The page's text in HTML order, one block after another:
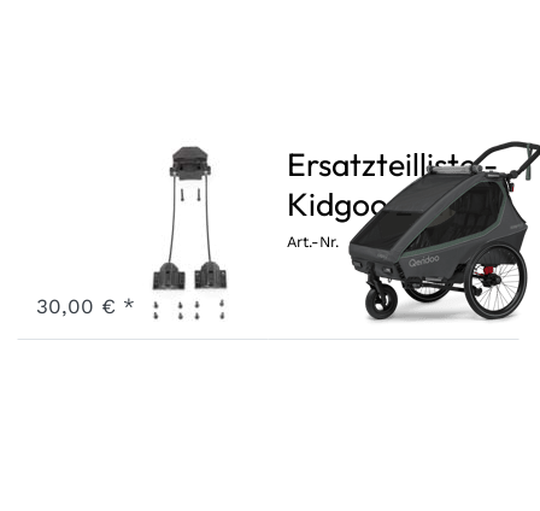
Fußparkbremse
V-FPBK0-22-GR-1A
3 - 7 Werktage
30,00 € *
Ersatzteilliste -
Kidgoo 2 Lite
Art.-Nr. Q-KGL2-26